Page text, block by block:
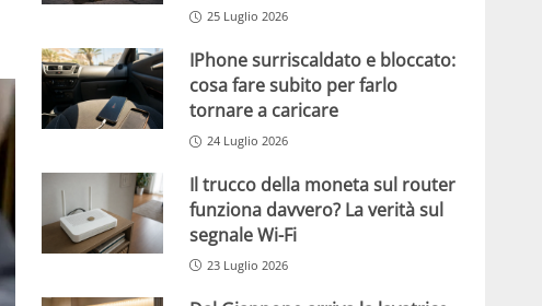
25 Luglio 2026
IPhone surriscaldato e bloccato:
cosa fare subito per farlo
tornare a caricare
24 Luglio 2026
Il trucco della moneta sul router
funziona davvero? La verità sul
segnale Wi-Fi
23 Luglio 2026